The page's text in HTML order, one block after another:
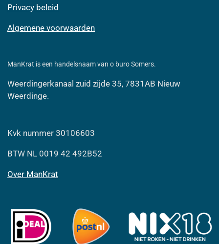
Privacy beleid
Algemene voorwaarden
ManKrat is een handelsnaam van o buro Somers.
Weerdingerkanaal zuid zijde 35, 7831AB Nieuw
Weerdinge.
Kvk nummer 30106603
BTW NL 0019 42 492B52
Over ManKrat